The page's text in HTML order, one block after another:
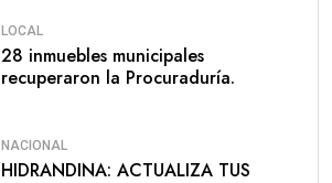
LOCAL
28 inmuebles municipales
recuperaron la Procuraduría.
NACIONAL
HIDRANDINA: ACTUALIZA TUS